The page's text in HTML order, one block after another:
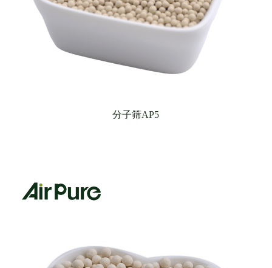
分子筛AP5